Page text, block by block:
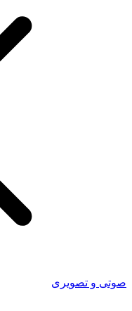
صوتی و تصویری